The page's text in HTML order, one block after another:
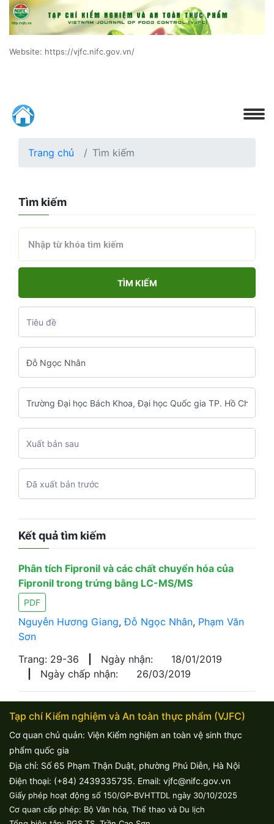
Website: https://vjfc.nifc.gov.vn/
Trang chủ Tìm kiếm
Tìm kiếm
TÌM KIẾM
Kết quả tìm kiếm
Phân tích Fipronil và các chất chuyển hóa của
Fipronil trong trứng bằng LC-MS/MS
PDF
Nguyễn Hương Giang,Đỗ Ngọc Nhân, Phạm Văn
Sơn
Trang: 29-36
Ngày nhận:
18/01/2019
Ngày chấp nhận: 26/03/2019
Tạp chí Kiểm nghiệm và An toàn thực phẩm (VJFC)
Cơ quan chủ quản: Viện Kiểm nghiệm an toàn vệ sinh thực
phẩm quốc gia
Địa chỉ: Số 65 Phạm Thận Duật, phường Phú Diễn, Hà Nội
Điện thoại: (+84) 2439335735. Email: vjfc@nifc.gov.vn
Giấy phép hoạt động số 150/GP-BVHTTDL ngày 30/10/2025
Cơ quan cấp phép: Bộ Văn hóa, Thể thao và Du lịch